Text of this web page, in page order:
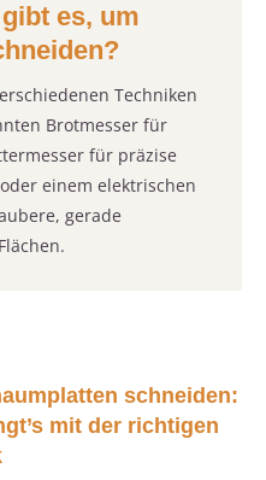
es, um
Techniken
Brotmesser für
für präzise
einem elektrischen
gerade
schneiden:
mit der richtigen